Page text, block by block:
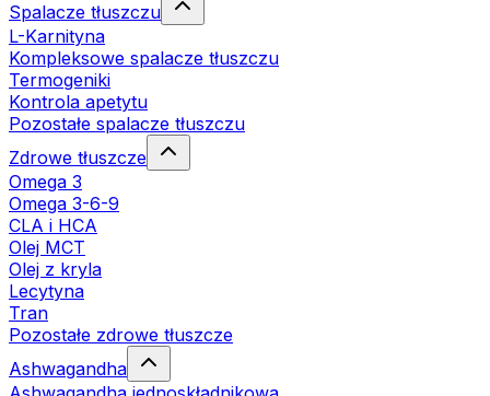
Spalacze tłuszczu
L-Karnityna
Kompleksowe spalacze tłuszczu
Termogeniki
Kontrola apetytu
Pozostałe spalacze tłuszczu
Zdrowe tłuszcze
Omega 3
Omega 3-6-9
CLA i HCA
Olej MCT
Olej z kryla
Lecytyna
Tran
Pozostałe zdrowe tłuszcze
Ashwagandha